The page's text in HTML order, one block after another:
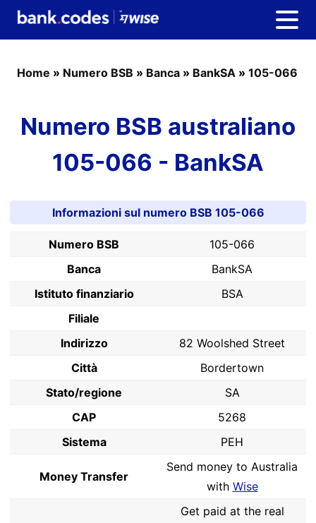
Home » Numero BSB » Banca » BankSA » 105-066
Numero BSB australiano
105-066 - BankSA
Informazioni sul numero BSB 105-066
Numero BSB
105-066
Banca
BankSA
Istituto finanziario
BSA
Filiale
Indirizzo
82 Woolshed Street
Città
Bordertown
Stato/regione
SA
CAP
5268
Sistema
PEH
Money Transfer
Send money to Australia
with Wise
Get paid at the real